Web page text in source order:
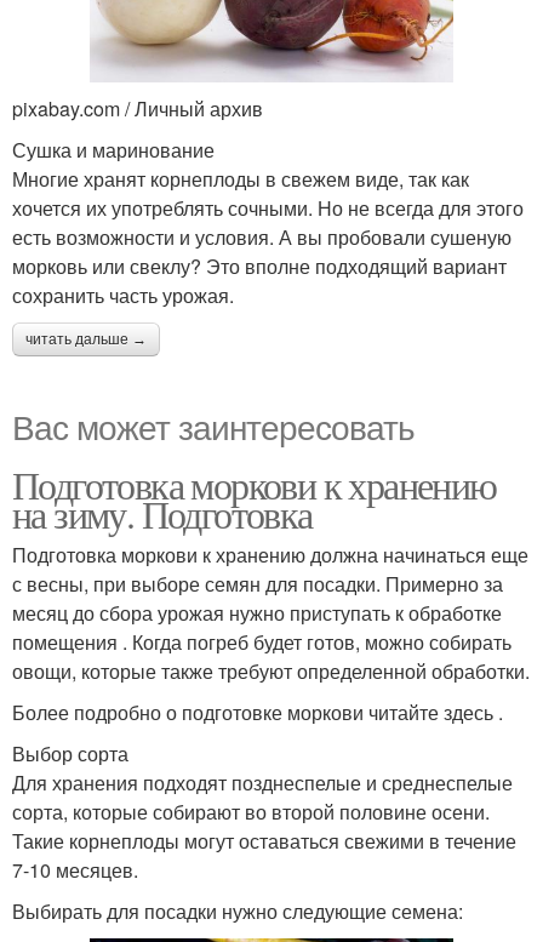
pixabay.com / Личный архив
Сушка и маринование
Многие хранят корнеплоды в свежем виде, так как
хочется их употреблять сочными. Но не всегда для этого
есть возможности и условия. А вы пробовали сушеную
морковь или свеклу? Это вполне подходящий вариант
сохранить часть урожая.
читать дальше →
Вас может заинтересовать
Подготовка моркови к хранению
на зиму. Подготовка
Подготовка моркови к хранению должна начинаться еще
с весны, при выборе семян для посадки. Примерно за
месяц до сбора урожая нужно приступать к обработке
помещения . Когда погреб будет готов, можно собирать
овощи, которые также требуют определенной обработки.
Более подробно о подготовке моркови читайте здесь .
Выбор сорта
Для хранения подходят позднеспелые и среднеспелые
сорта, которые собирают во второй половине осени.
Такие корнеплоды могут оставаться свежими в течение
7-10 месяцев.
Выбирать для посадки нужно следующие семена: